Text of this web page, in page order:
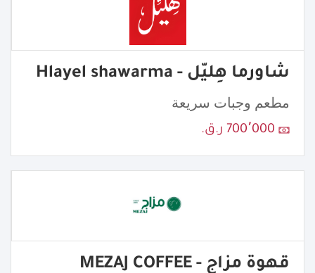
شاورما هِليّل - Hlayel shawarma
مطعم وجبات سريعة
700٬000 ر.ق.
قهوة مزاج - MEZAJ COFFEE